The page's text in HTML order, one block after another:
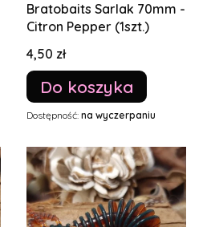
Bratobaits Sarlak 70mm -
Citron Pepper (1szt.)
Cena
4,50 zł
Do koszyka
Dostępność: na wyczerpaniu